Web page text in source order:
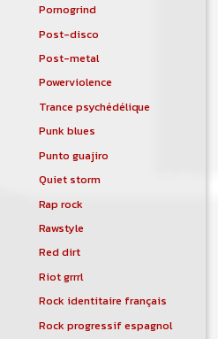
Pornogrind
Post-disco
Post-metal
Powerviolence
Trance psychédélique
Punk blues
Punto guajiro
Quiet storm
Rap rock
Rawstyle
Red dirt
Riot grrrl
Rock identitaire français
Rock progressif espagnol